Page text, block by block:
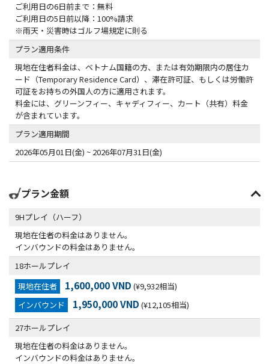
ご利用日の6日前まで：無料
ご利用日の5日前以降：100%請求
※雨天・災害時はゴルフ場規定に則る
プラン適用条件
現地在住者料金は、ベトナム国籍の方、または有効期限内の居住カ
ード（Temporary Residence Card）、滞在許可証、もしくは労働許
可証をお持ちの外国人の方に適用されます。
料金には、グリーンフィー、キャディフィー、カート（共有）料金
が含まれています。
プラン適用期間
2026年05月01日(金) ~ 2026年07月31日(金)
プラン金額
9Hプレイ（ハーフ）
現地在住者の料金はありません。
インバウンドの料金はありません。
18ホールプレイ
現地在住者
1,600,000 VND (¥9,932相当)
インバウンド
1,950,000 VND (¥12,105相当)
27ホールプレイ
現地在住者の料金はありません。
インバウンドの料金はありません。